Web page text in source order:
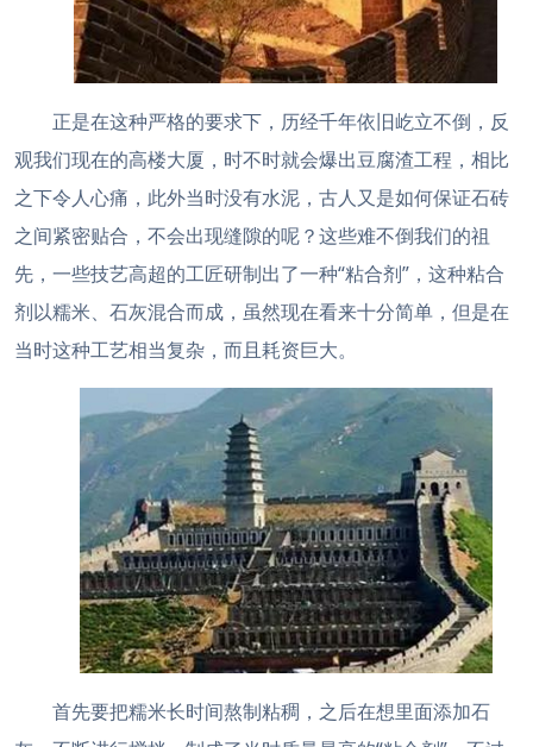
正是在这种严格的要求下，历经千年依旧屹立不倒，反
观我们现在的高楼大厦，时不时就会爆出豆腐渣工程，相比
之下令人心痛，此外当时没有水泥，古人又是如何保证石砖
之间紧密贴合，不会出现缝隙的呢？这些难不倒我们的祖
先，一些技艺高超的工匠研制出了一种“粘合剂”，这种粘合
剂以糯米、石灰混合而成，虽然现在看来十分简单，但是在
当时这种工艺相当复杂，而且耗资巨大。
首先要把糯米长时间熬制粘稠，之后在想里面添加石